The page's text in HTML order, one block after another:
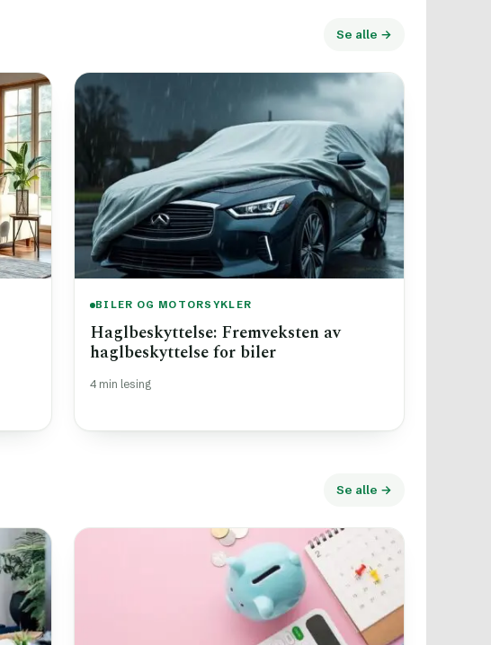
Se alle →
BILER OG MOTORSYKLER
Haglbeskyttelse: Fremveksten av
haglbeskyttelse for biler
4 min lesing
Se alle →